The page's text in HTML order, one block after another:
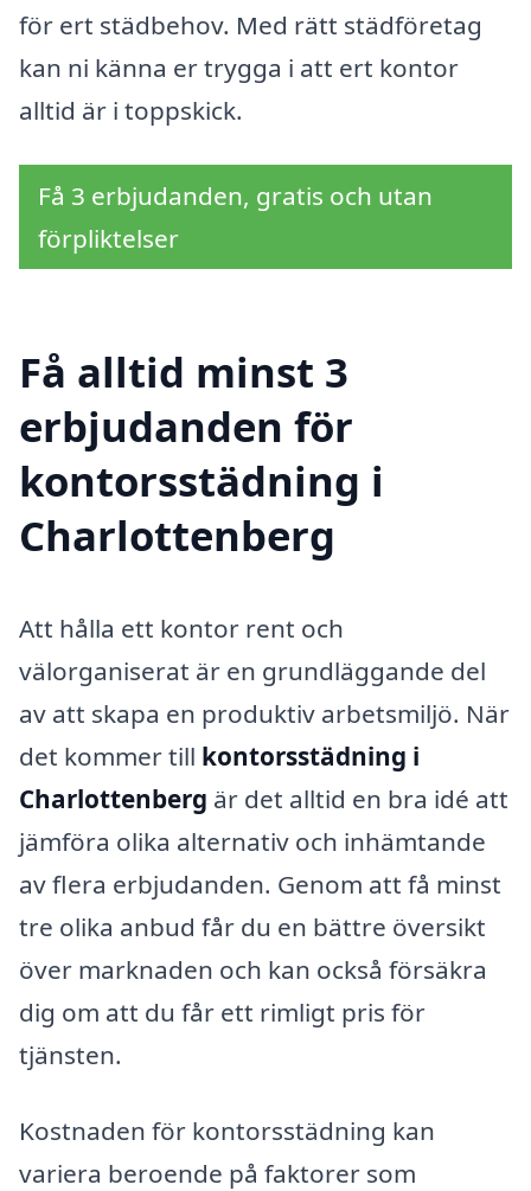
för ert städbehov. Med rätt städföretag
kan ni känna er trygga i att ert kontor
alltid är i toppskick.
Få 3 erbjudanden, gratis och utan
förpliktelser
Få alltid minst 3
erbjudanden för
kontorsstädning i
Charlottenberg
Att hålla ett kontor rent och
välorganiserat är en grundläggande del
av att skapa en produktiv arbetsmiljö. När
det kommer till kontorsstädning i
Charlottenberg är det alltid en bra idé att
jämföra olika alternativ och inhämtande
av flera erbjudanden. Genom att få minst
tre olika anbud får du en bättre översikt
över marknaden och kan också försäkra
dig om att du får ett rimligt pris för
tjänsten.
Kostnaden för kontorsstädning kan
variera beroende på faktorer som